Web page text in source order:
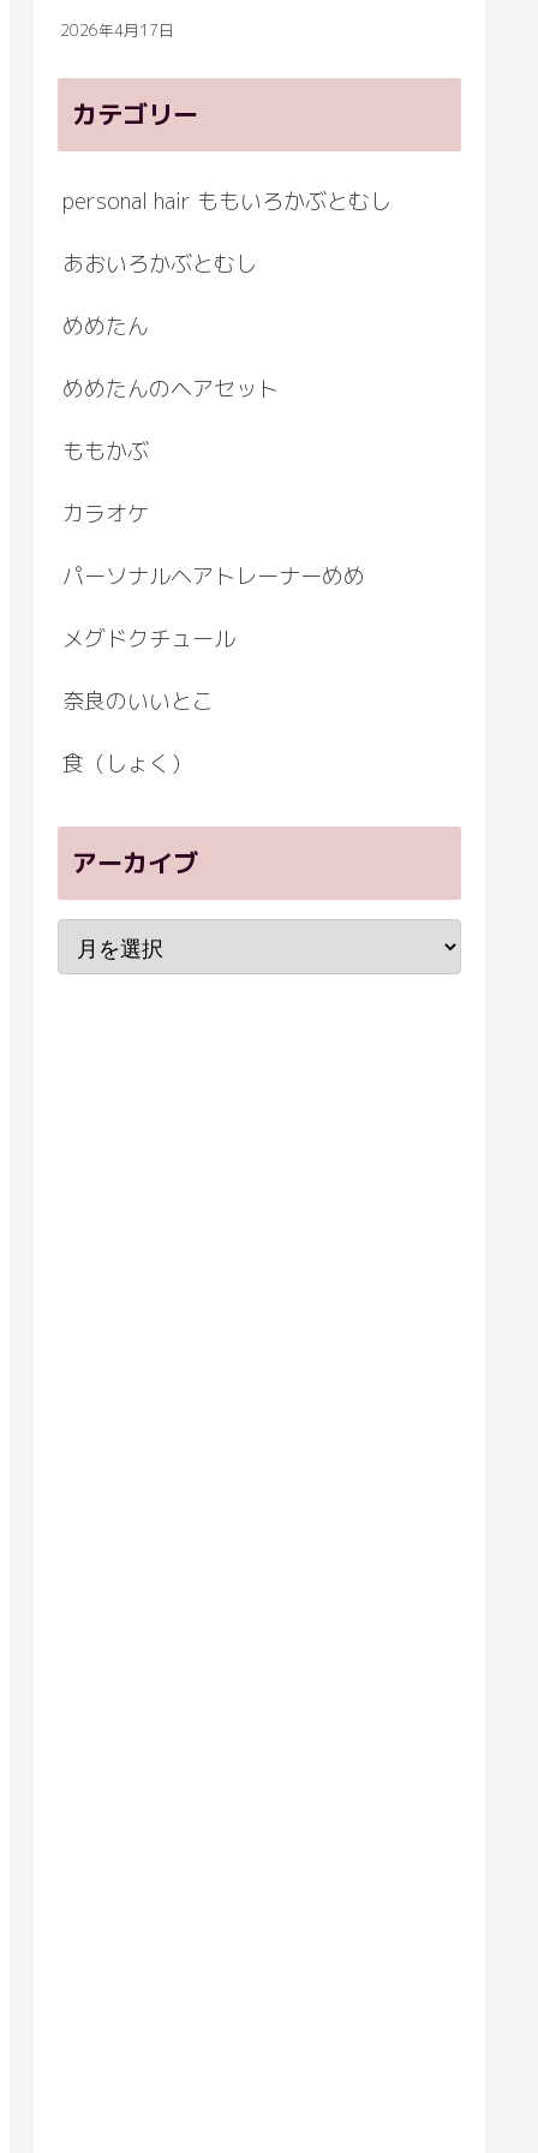
2026年4月17日
カテゴリー
personal hair ももいろかぶとむし
あおいろかぶとむし
めめたん
めめたんのヘアセット
ももかぶ
カラオケ
パーソナルヘアトレーナーめめ
メグドクチュール
奈良のいいとこ
食（しょく）
アーカイブ